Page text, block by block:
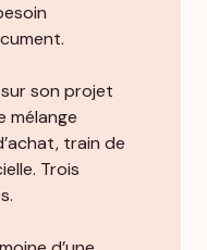
son projet
mélange
train de
Trois